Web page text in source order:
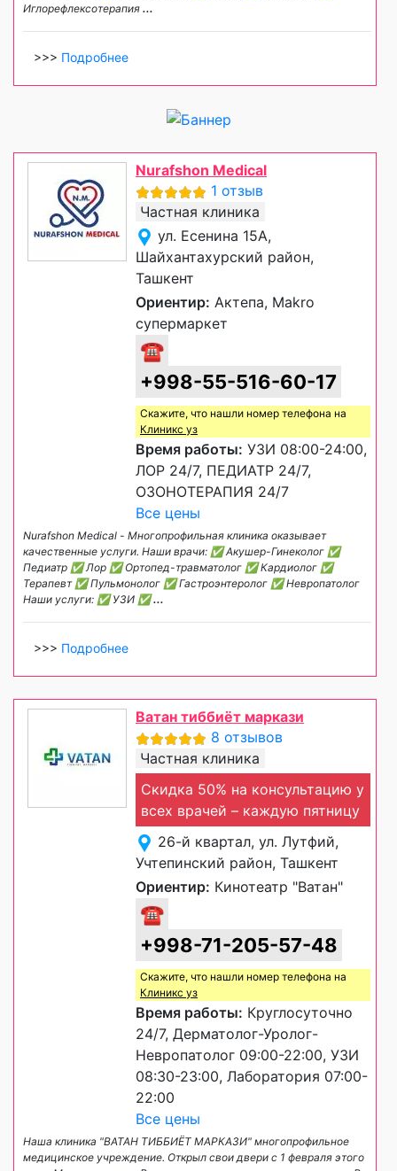
Иглорефлексотерапия ...
>>> Подробнее
Nurafshon Medical
1 отзыв
Частная клиника
ул. Есенина 15А,
Шайхантахурский район,
Ташкент
Ориентир: Актепа, Makro
супермаркет
☎
+998-55-516-60-17
Скажите, что нашли номер телефона на
Клиникс уз
Время работы: УЗИ 08:00-24:00,
ЛОР 24/7, ПЕДИАТР 24/7,
ОЗОНОТЕРАПИЯ 24/7
Все цены
Nurafshon Medical - Многопрофильная клиника оказывает
качественные услуги. Наши врачи: ✅ Акушер-Гинеколог ✅
Педиатр ✅ Лор ✅ Ортопед-травматолог ✅ Кардиолог ✅
Терапевт ✅ Пульмонолог ✅ Гастроэнтеролог ✅ Невропатолог
Наши услуги: ✅ УЗИ ✅...
>>> Подробнее
Ватан тиббиёт маркази
8 отзывов
Частная клиника
Скидка 50% на консультацию у
всех врачей – каждую пятницу
26-й квартал, ул. Лутфий,
Учтепинский район, Ташкент
Ориентир: Кинотеатр "Ватан"
☎
+998-71-205-57-48
Скажите, что нашли номер телефона на
Клиникс уз
Время работы: Круглосуточно
24/7, Дерматолог-Уролог-
Невропатолог 09:00-22:00, УЗИ
08:30-23:00, Лаборатория 07:00-
22:00
Все цены
Наша клиника "ВАТАН ТИББИЁТ МАРКАЗИ" многопрофильное
медицинское учреждение. Открыл свои двери с 1 февраля этого